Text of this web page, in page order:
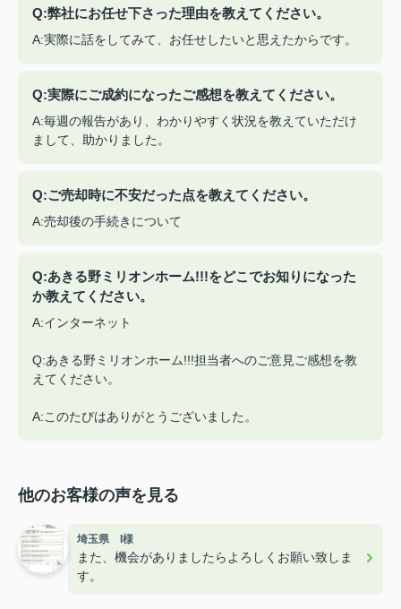
Q:弊社にお任せ下さった理由を教えてください。
A:実際に話をしてみて、お任せしたいと思えたからです。
Q:実際にご成約になったご感想を教えてください。
A:毎週の報告があり、わかりやすく状況を教えていただけ
まして、助かりました。
Q:ご売却時に不安だった点を教えてください。
A:売却後の手続きについて
Q:あきる野ミリオンホーム!!!をどこでお知りになった
か教えてください。
A:インターネット
Q:あきる野ミリオンホーム!!!担当者へのご意見ご感想を教
えてください。
A:このたびはありがとうございました。
他のお客様の声を見る
埼玉県 I様
また、機会がありましたらよろしくお願い致しま
す。